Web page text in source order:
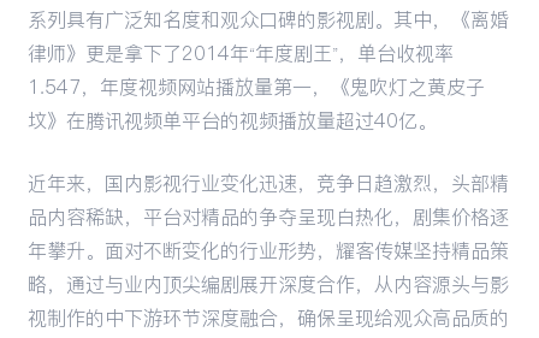
系列具有广泛知名度和观众口碑的影视剧。其中，《离婚
律师》更是拿下了2014年“年度剧王”，单台收视率
1.547，年度视频网站播放量第一，《鬼吹灯之黄皮子
坟》在腾讯视频单平台的视频播放量超过40亿。
近年来，国内影视行业变化迅速，竞争日趋激烈，头部精
品内容稀缺，平台对精品的争夺呈现白热化，剧集价格逐
年攀升。面对不断变化的行业形势，耀客传媒坚持精品策
略，通过与业内顶尖编剧展开深度合作，从内容源头与影
视制作的中下游环节深度融合，确保呈现给观众高品质的